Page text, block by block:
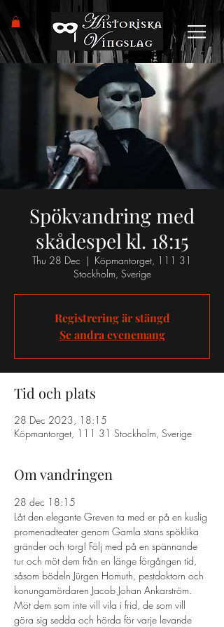
Spökvandring med
skådespel kl. 18:15
Thu 28 Dec
  |
Köpmantorget, 111 31
Stockholm, Sverige
Registrering är stängd
Se andra evenemang
Tid och plats
28 Dec 2023, 18:15
Köpmantorget, 111 31 Stockholm, Sverige
Om vandringen
28 dec 18:15
Låt den elegante Greven ta med er på en kuslig
promenadteater genom Gamla stans spöklika
gränder och torg! Följ med på en spännande
tur och möt dem från en länge förgången tid,
såsom bödeln Jürgen Homuth, pestdoktorn och
konungamördaren Jacob Johan Ankarström.
Möt dem som inte vill vila i frid, de som vill
göra sig sedda och hörda för varje levande